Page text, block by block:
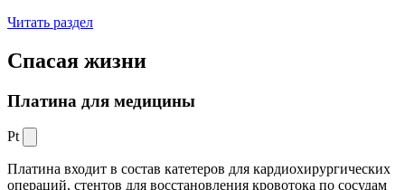
Читать раздел
Спасая жизни
Платина для медицины
Pt
Платина входит в состав катетеров для кардиохирургических
операций, стентов для восстановления кровотока по сосудам